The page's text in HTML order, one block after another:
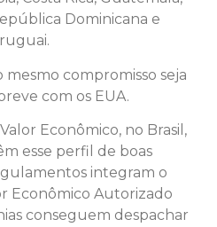
Dominicana e
compromisso seja
com os EUA.
Econômico, no Brasil,
esse perfil de boas
integram o
Econômico Autorizado
conseguem despachar